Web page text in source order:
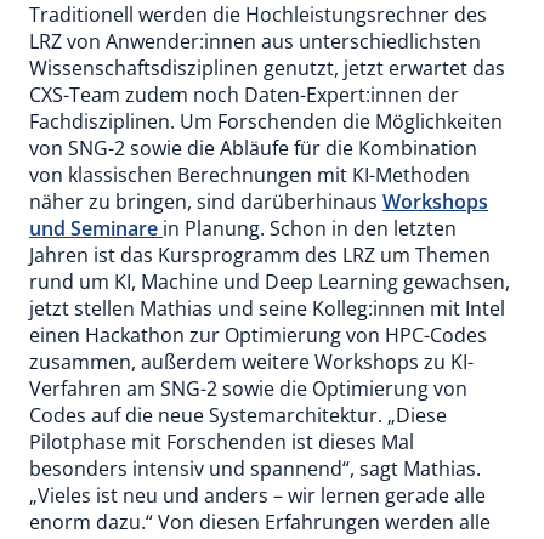
Traditionell werden die Hochleistungsrechner des
LRZ von Anwender:innen aus unterschiedlichsten
Wissenschaftsdisziplinen genutzt, jetzt erwartet das
CXS-Team zudem noch Daten-Expert:innen der
Fachdisziplinen. Um Forschenden die Möglichkeiten
von SNG-2 sowie die Abläufe für die Kombination
von klassischen Berechnungen mit KI-Methoden
näher zu bringen, sind darüberhinaus Workshops
und Seminare in Planung. Schon in den letzten
Jahren ist das Kursprogramm des LRZ um Themen
rund um KI, Machine und Deep Learning gewachsen,
jetzt stellen Mathias und seine Kolleg:innen mit Intel
einen Hackathon zur Optimierung von HPC-Codes
zusammen, außerdem weitere Workshops zu KI-
Verfahren am SNG-2 sowie die Optimierung von
Codes auf die neue Systemarchitektur. „Diese
Pilotphase mit Forschenden ist dieses Mal
besonders intensiv und spannend“, sagt Mathias.
„Vieles ist neu und anders – wir lernen gerade alle
enorm dazu.“ Von diesen Erfahrungen werden alle